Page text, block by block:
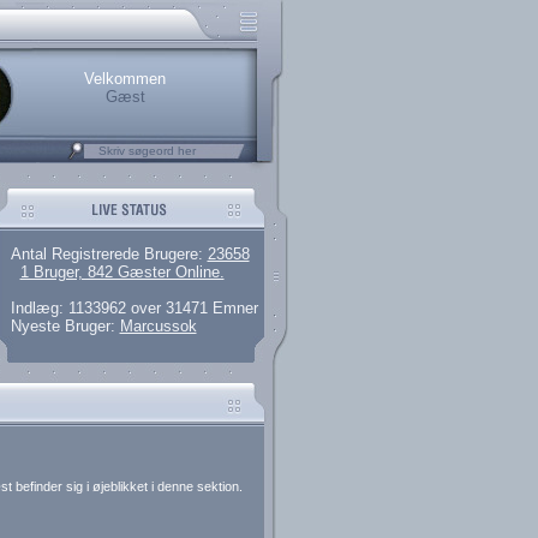
brugere
artikler og 135 guides
her.
Velkommen
Gæst
Antal Registrerede Brugere: 23658
1 Bruger, 842 Gæster Online.
Indlæg: 1133962 over 31471 Emner
Nyeste Bruger: Marcussok
befinder sig i øjeblikket i denne sektion.